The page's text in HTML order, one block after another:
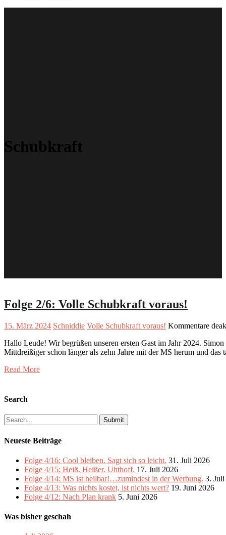
Schubkraft
Folge 2/6: Volle Schubkraft voraus!
15. März 2024 Schniddie Volle Schubkraft voraus! Kommentare
Hallo Leude! Wir begrüßen unseren ersten Gast im Jahr 2024.
Mittdreißiger schon länger als zehn Jahre mit der MS herum und
Read More
Search
Search
for:
Neueste Beiträge
Folge 4/16: Cool bleiben. Sagt sich so leicht. 31. Juli 2026
Folge 4/15: Heiß. Heißer. Uhthoff. 17. Juli 2026
Folge 4/14: MS ist heilbar!…zumindest in der Werbung. 3.
Folge 4/13: Was nichts kostet, ist nichts wert? 19. Juni 2026
Folge 4/12: Nach Plan krank 5. Juni 2026
Was bisher geschah